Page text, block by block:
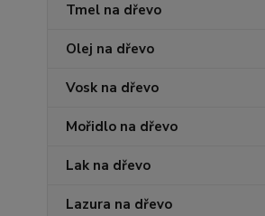
Tmel na dřevo
Olej na dřevo
Vosk na dřevo
Mořidlo na dřevo
Lak na dřevo
Lazura na dřevo